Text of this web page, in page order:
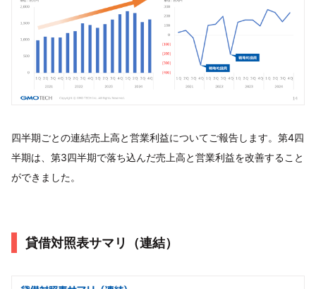
四半期ごとの連結売上高と営業利益についてご報告します。第4四
半期は、第3四半期で落ち込んだ売上高と営業利益を改善すること
ができました。
貸借対照表サマリ（連結）